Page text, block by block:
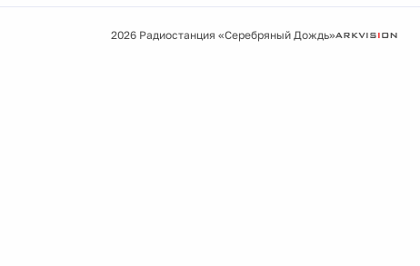
2026 Радиостанция «Серебряный Дождь»